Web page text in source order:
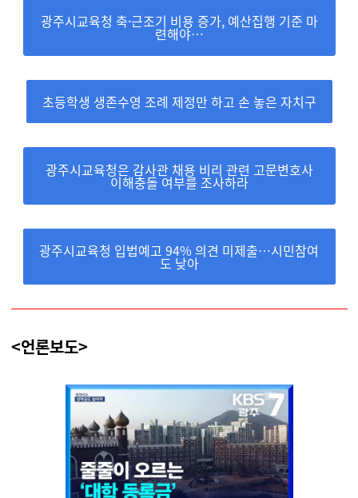
광주시교육청 축·근조기 비용 증가, 예산집행 기준 마
련해야…
초등학생 생존수영 조례 제정만 하고 손 놓은 자치구
광주시교육청은 감사관 채용 비리 관련 고문변호사
이해충돌 여부를 조사하라
광주시교육청 입법예고 94% 의견 미제출…시민참여
도 낮아
<언론보도>